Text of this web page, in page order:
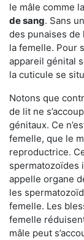
le mâle comme
de sang. Sans
des punaises
la femelle. Pour
appareil génital
la cuticule se
Notons que
de lit ne
génitaux. Ce
femelle, que le
reproductrice.
spermatozoïdes
appelle organe
les
femelle. Les
femelle
mâle peut